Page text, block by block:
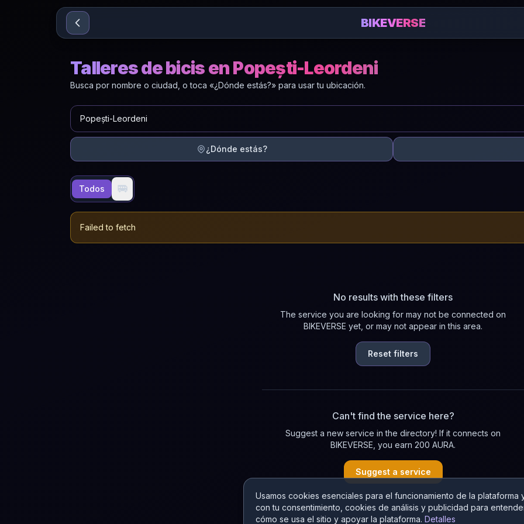
Sari la conținut
Usamos cookies esenciales para el funcionamiento de la plataforma
con tu consentimiento, cookies de análisis y publicidad para
cómo se usa el sitio y apoyar la plataforma. Detalles
BIKEVERSE
Talleres de bicis en Popești-Leordeni
Busca por nombre o ciudad, o toca «¿Dónde estás?» para usar tu ubicación.
¿Dónde estás?
Todos 🚐
Failed to fetch
No results with these filters
The service you are looking for may not be connected on
BIKEVERSE yet, or may not appear in this area.
Reset filters
Can't find the service here?
Suggest a new service in the directory! If it connects on
BIKEVERSE, you earn 200 AURA.
Suggest a service